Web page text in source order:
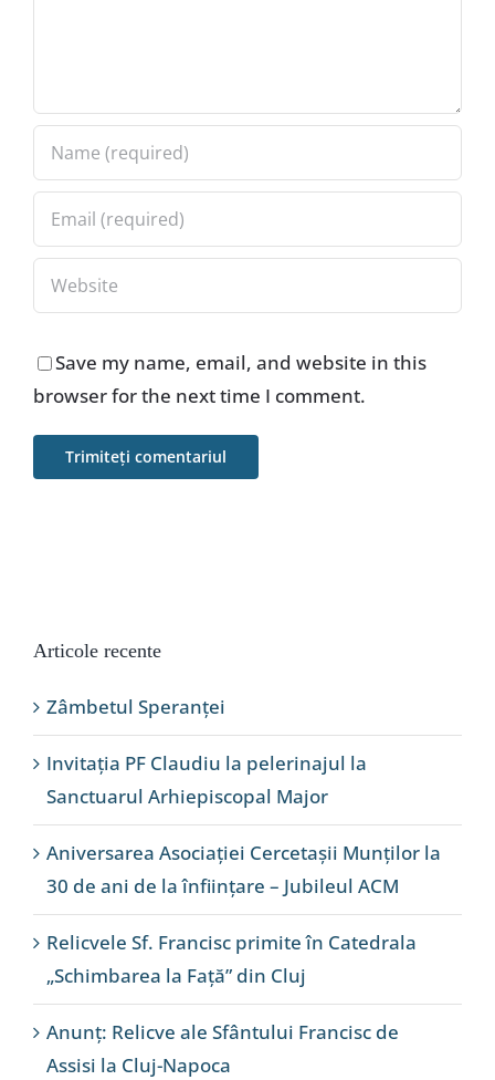
Save my name, email, and website in this
browser for the next time I comment.
Articole recente
Zâmbetul Speranței
Invitația PF Claudiu la pelerinajul la
Sanctuarul Arhiepiscopal Major
Aniversarea Asociației Cercetașii Munților la
30 de ani de la înființare – Jubileul ACM
Relicvele Sf. Francisc primite în Catedrala
„Schimbarea la Față” din Cluj
Anunț: Relicve ale Sfântului Francisc de
Assisi la Cluj-Napoca